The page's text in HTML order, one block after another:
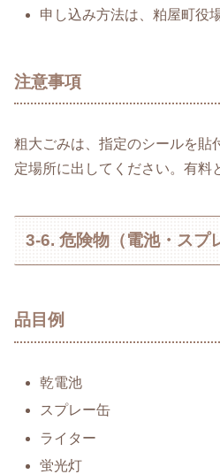
申し込み方法は、粕屋町役
注意事項
粗大ごみは、指定のシールを貼
定場所に出してください。有料
3-6. 危険物（電池・スプ
品目例
乾電池
スプレー缶
ライター
蛍光灯